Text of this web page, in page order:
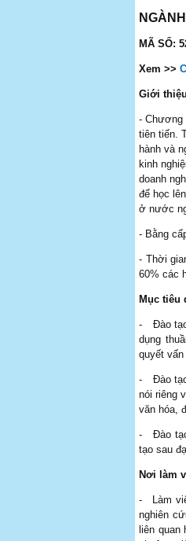
MÃ SỐ:
Xem >>
Giới
- Chương
tiên tiến.
hành và
kinh
doanh
để học
ở nước
- Bằng
- Thời
60% các
Mục tiêu
- Đào tạo
dụng
quyết
- Đào tạo
nói riêng
văn hóa,
- Đào tạo
tạo sau
Nơi làm
- Làm
nghiên
liên